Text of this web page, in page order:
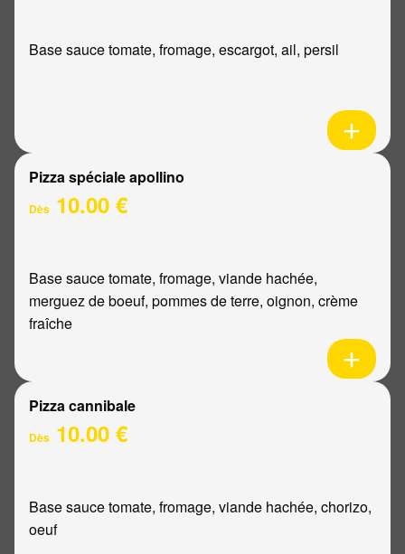
Base sauce tomate, fromage, escargot, ail, persil
Pizza spéciale apollino
Dès 10.00 €
Base sauce tomate, fromage, viande hachée,
merguez de boeuf, pommes de terre, oignon, crème
fraîche
Pizza cannibale
Dès 10.00 €
Base sauce tomate, fromage, viande hachée, chorizo,
oeuf